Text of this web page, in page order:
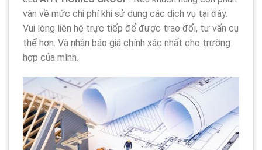
vân về mức chi phí khi sử dụng các dịch vụ tại đây.
Vui lòng liên hệ trực tiếp để được trao đổi, tư vấn cụ
thể hơn. Và nhận báo giá chính xác nhất cho trường
hợp của mình.